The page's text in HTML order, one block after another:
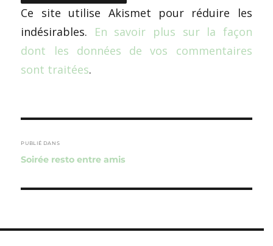
Ce site utilise Akismet pour réduire les
indésirables. En savoir plus sur la façon
dont les données de vos commentaires
sont traitées.
de
l’article
PUBLIÉ DANS
Soirée resto entre amis